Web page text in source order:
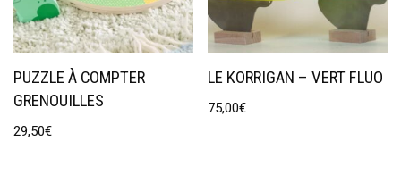
PUZZLE À COMPTER
GRENOUILLES
29,50€
LE KORRIGAN – VERT FLUO
75,00€